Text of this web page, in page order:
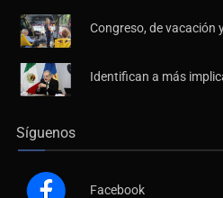
Congreso, de vacación
Identifican a más
Síguenos
Facebook